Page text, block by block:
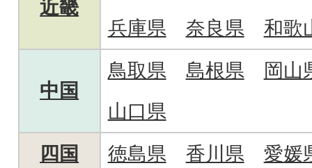
近畿
兵庫県
奈良県 和歌
中国
鳥取県 島根県
岡山
山口県
四国
徳島県 香川県 愛媛